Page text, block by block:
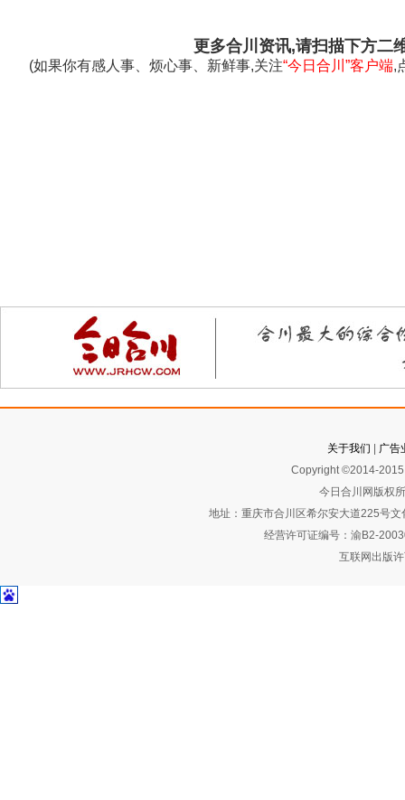
更多合川资讯,请扫描下方二
(如果你有感人事、烦心事、新鲜事,关注“今日合川”客户端,
关于我们
广告
Copyright ©2014-
今日合川网版权
地址：重庆市合川区希尔安大道225号
经营许可证编号：渝B2-
互联网出版